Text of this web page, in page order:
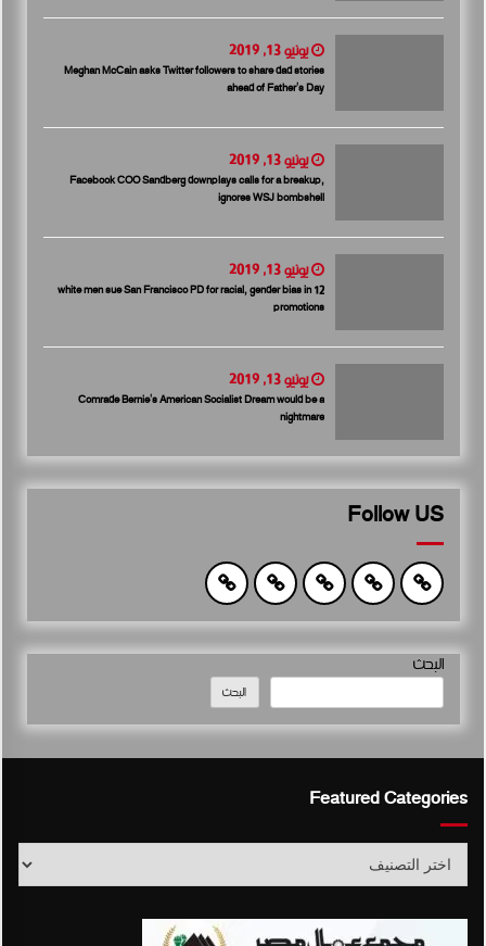
يونيو 13, 2019
Meghan McCain asks Twitter followers to share dad stories
ahead of Father’s Day
يونيو 13, 2019
Facebook COO Sandberg downplays calls for a breakup,
ignores WSJ bombshell
يونيو 13, 2019
12 white men sue San Francisco PD for racial, gender bias in
promotions
يونيو 13, 2019
Comrade Bernie’s American Socialist Dream would be a
nightmare
Follow US
البحث
البحث
Featured Categories
Featured
Categories